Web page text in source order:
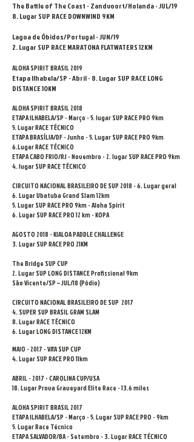
The Battle of The Coast - Zandvoort/Holanda - JUL/19
8. Lugar SUP RACE DOWNWIND 9KM
Lagoa de Óbidos/Portugal - JUN/19
2. Lugar SUP RACE MARATONA FLATWATERS 12KM
ALOHA SPIRIT BRASIL 2019
Etapa Ilhabela/SP - Abril -8. Lugar SUP RACE LONG
DISTANCE 10KM
ALOHA SPIRIT BRASIL 2018
ETAPA ILHABELA/SP - Março - 5. lugar SUP RACE PRO 9km
5. Lugar RACE TÉCNICO
ETAPA BRASÍLIA/DF - Junho - 5. Lugar SUP RACE PRO 9km
6.Lugar RACE TÉCNICO
ETAPA CABO FRIO/RJ - Novembro - 2. lugar SUP RACE PRO 9km
4. lugar SUP RACE TÉCNICO
CIRCUITO NACIONAL BRASILEIRO DE SUP 2018 - 6. Lugar geral
6. Lugar Ubatuba Grand Slam 12km
5. Lugar SUP RACE PRO 9km - Aloha Spirit
6. Lugar SUP RACE PRO 12 km - KOPA
AGOSTO 2018 - KIALOA PADDLE CHALLENGE
3. Lugar SUP RACE PRO 21KM
The Bridge SUP CUP
2. Lugar SUP LONG DISTANCE Profissional 9km
São Vicente/SP – JUL/18 (Pódio)
CIRCUITO NACIONAL BRASILEIRO DE SUP 2017
4. SUPER SUP BRASIL GRAM SLAM
8. Lugar RACE TÉCNICO
6. Lugar LONG DISTANCE 12KM
MAIO - 2017 - VA'A SUP CUP
4. Lugar SUP RACE PRO 11km
ABRIL - 2017 - CAROLINA CUP/USA
18. Lugar Prova Graveyard Elite Race - 13.6 miles
ALOHA SPIRIT BRASIL 2017
ETAPA ILHABELA/SP - Março - 5. Lugar SUP RACE PRO - 9km
5. Lugar Race Técnico
ETAPA SALVADOR/BA - Setembro - 3. Lugar RACE TÉCNICO